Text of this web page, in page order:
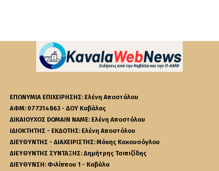
ΕΠΩΝΥΜΙΑ ΕΠΙΧΕΙΡΗΣΗΣ: Ελένη Αποστόλου
ΑΦΜ: 077314863 - ΔΟΥ Καβάλας
ΔΙΚΑΙΟΥΧΟΣ DOMAIN NAME: Ελένη Αποστόλου
ΙΔΙΟΚΤΗΤΗΣ - ΕΚΔΟΤΗΣ: Ελένη Αποστόλου
ΔΙΕΥΘΥΝΤΗΣ - ΔΙΑΧΕΙΡΙΣΤΗΣ: Μάκης Κακουσόγλου
ΔΙΕΥΘΥΝΤΗΣ ΣΥΝΤΑΞΗΣ: Δημήτρης Τσιπιζίδης
ΔΙΕΥΘΥΝΣΗ: Φιλίππου 1 - Καβάλα